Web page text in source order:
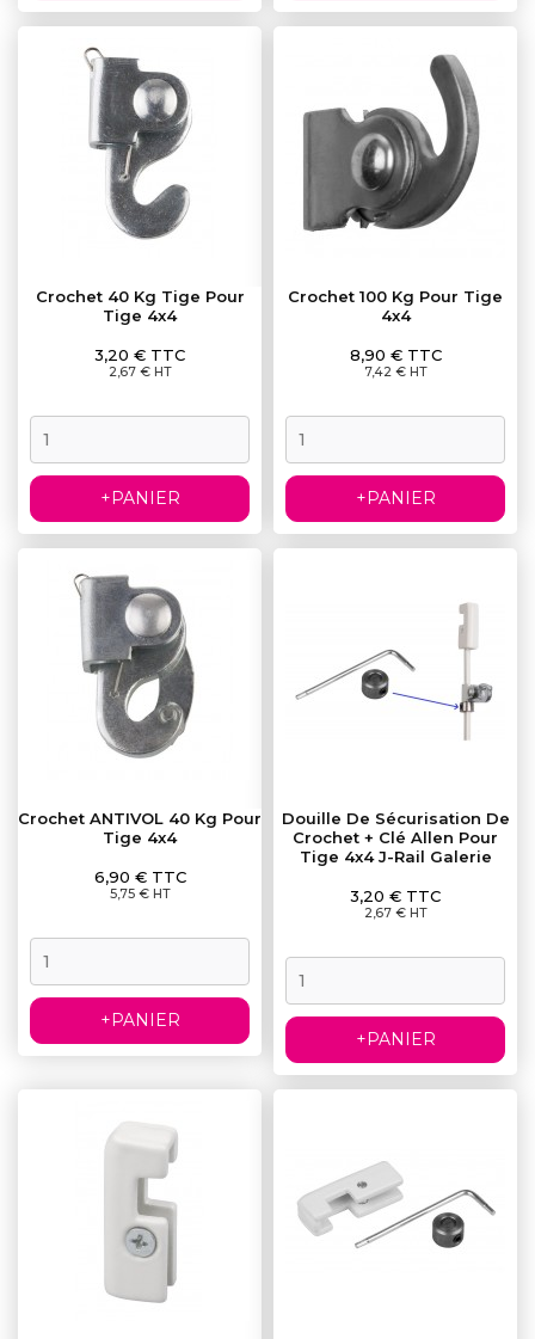
Crochet 40 Kg Tige Pour
Tige 4x4
3,20 € TTC
2,67 € HT
+PANIER
Crochet 100 Kg Pour Tige
4x4
8,90 € TTC
7,42 € HT
+PANIER
Crochet ANTIVOL 40 Kg Pour
Tige 4x4
6,90 € TTC
5,75 € HT
+PANIER
Douille De Sécurisation De
Crochet + Clé Allen Pour
Tige 4x4 J-Rail Galerie
3,20 € TTC
2,67 € HT
+PANIER